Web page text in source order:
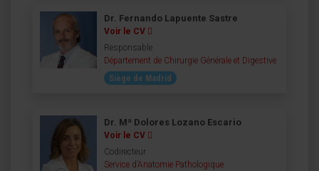
Dr. Fernando Lapuente Sastre
Voir le CV
Responsable
Département de Chirurgie Générale et Digestive
Siège de Madrid
Dr. Mª Dolores Lozano Escario
Voir le CV
Codirecteur
Service d’Anatomie Pathologique